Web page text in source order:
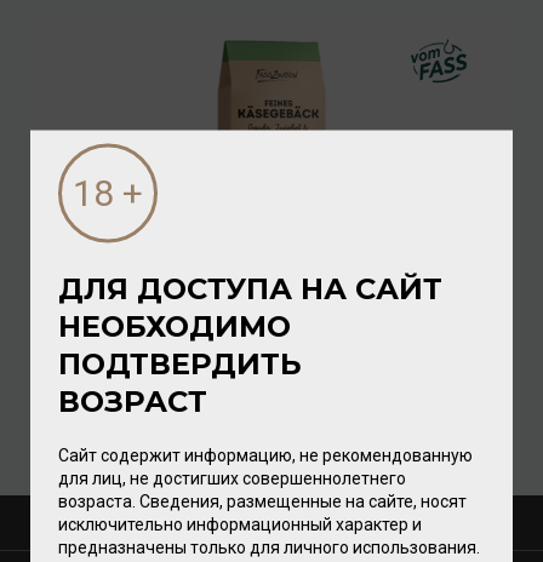
Käsegebäck Gouda, Zwiebel & Knoblauch 60г
Снеки / кондитерские мучные изделия
О КОМПАНИИ
ДЛЯ ДОСТУПА НА САЙТ
НЕОБХОДИМО
ПОДТВЕРДИТЬ
ВОЗРАСТ
Сайт содержит информацию, не рекомендованную
для лиц, не достигших совершеннолетнего
возраста. Сведения, размещенные на сайте, носят
исключительно информационный характер и
предназначены только для личного использования.